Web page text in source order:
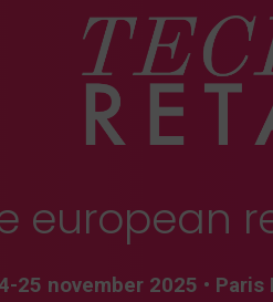
european
25 november 2025 • Paris